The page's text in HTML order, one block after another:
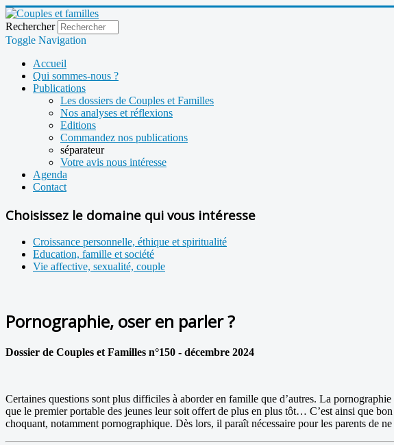
Rechercher
Toggle Navigation
Accueil
Qui sommes-nous ?
Publications
Les dossiers de Couples et Familles
Nos analyses et réflexions
Editions
Commandez nos publications
séparateur
Votre avis nous intéresse
Agenda
Contact
Choisissez le domaine qui vous intéresse
Croissance personnelle, éthique et spiritualité
Education, famille et société
Vie affective, sexualité, couple
Pornographie, oser en parler ?
Dossier de Couples et Familles n°150 - décembre 2024
Certaines questions sont plus difficiles à aborder en famille que d’autres. La
que le premier portable des jeunes leur soit offert de plus en plus tôt… C’est ainsi que
choquant, notamment pornographique. Dès lors, il paraît nécessaire pour les parents de